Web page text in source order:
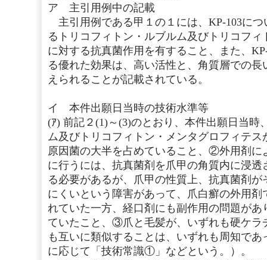
ア 主引用例中の記載
主引用例である甲１の１には、KP-103に
るトリコフィトン・ルブルム及びトリコフ
に対する抗真菌作用を有すること、また、
る優れた効果は、高い活性と、角質層での
えられることが記載されている。
イ 本件出願日当時の技術水準等
(ｱ) 前記２(1)～(3)のとおり、本件出願日当
ム及びトリコフィトン・メンタグロフィテ
原因菌の大半を占めていること、②外用剤に
に行うには、抗真菌剤を爪甲の角質内に浸
る必要があるが、爪甲の性質上、抗真菌剤
にくいという障害があって、爪白癬の外用
れていた一方、経口剤にも副作用の問題が
ていたこと、③爪と毛髪が、いずれも硬ケラ
も互いに類似することは、いずれも周知で
に応じて「技術常識①」などという。）。